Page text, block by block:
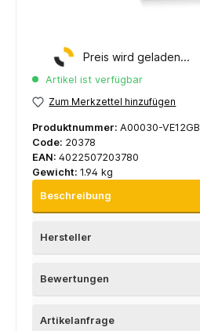
Preis wird geladen...
Artikel ist verfügbar
Zum Merkzettel hinzufügen
Produktnummer: A00030-VE12GB
Code: 20378
EAN: 4022507203780
Gewicht: 1.94 kg
Beschreibung
Hersteller
Bewertungen
Artikelanfrage